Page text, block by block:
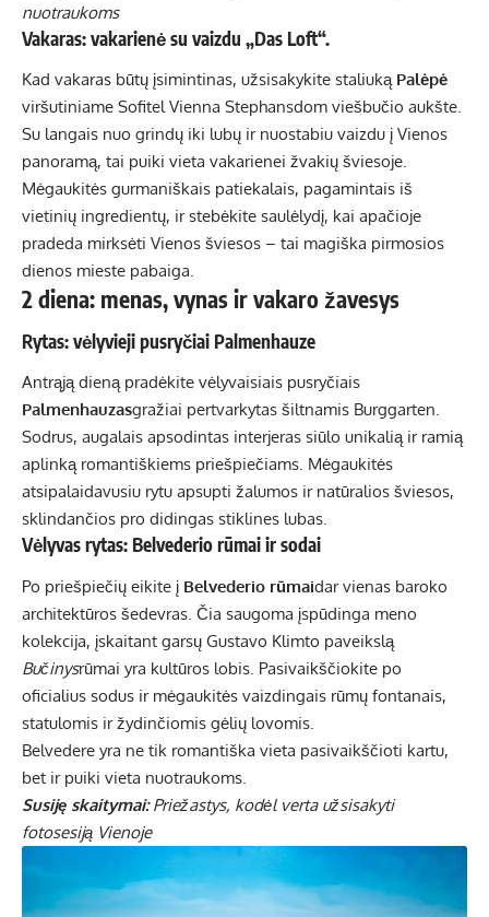
nuotraukoms
Vakaras: vakarienė su vaizdu „Das Loft“.
Kad vakaras būtų įsimintinas, užsisakykite staliuką Palėpė
viršutiniame Sofitel Vienna Stephansdom viešbučio aukšte.
Su langais nuo grindų iki lubų ir nuostabiu vaizdu į Vienos
panoramą, tai puiki vieta vakarienei žvakių šviesoje.
Mėgaukitės gurmaniškais patiekalais, pagamintais iš
vietinių ingredientų, ir stebėkite saulėlydį, kai apačioje
pradeda mirksėti Vienos šviesos – tai magiška pirmosios
dienos mieste pabaiga.
2 diena: menas, vynas ir vakaro žavesys
Rytas: vėlyvieji pusryčiai Palmenhauze
Antrąją dieną pradėkite vėlyvaisiais pusryčiais
Palmenhauzasgražiai pertvarkytas šiltnamis Burggarten.
Sodrus, augalais apsodintas interjeras siūlo unikalią ir ramią
aplinką romantiškiems priešpiečiams. Mėgaukitės
atsipalaidavusiu rytu apsupti žalumos ir natūralios šviesos,
sklindančios pro didingas stiklines lubas.
Vėlyvas rytas: Belvederio rūmai ir sodai
Po priešpiečių eikite į Belvederio rūmaidar vienas baroko
architektūros šedevras. Čia saugoma įspūdinga meno
kolekcija, įskaitant garsų Gustavo Klimto paveikslą
Bučinysrūmai yra kultūros lobis. Pasivaikščiokite po
oficialius sodus ir mėgaukitės vaizdingais rūmų fontanais,
statulomis ir žydinčiomis gėlių lovomis.
Belvedere yra ne tik romantiška vieta pasivaikščioti kartu,
bet ir puiki vieta nuotraukoms.
Susiję skaitymai:Priežastys, kodėl verta užsisakyti
fotosesiją Vienoje